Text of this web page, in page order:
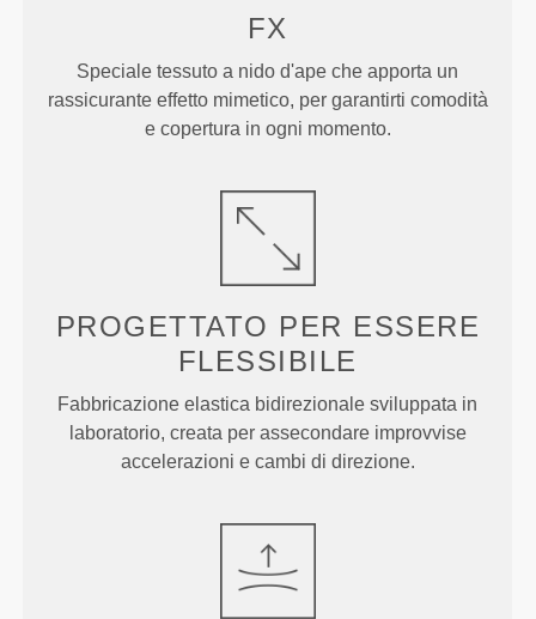
FX
Speciale tessuto a nido d'ape che apporta un
rassicurante effetto mimetico, per garantirti comodità
e copertura in ogni momento.
PROGETTATO PER ESSERE
FLESSIBILE
Fabbricazione elastica bidirezionale sviluppata in
laboratorio, creata per assecondare improvvise
accelerazioni e cambi di direzione.